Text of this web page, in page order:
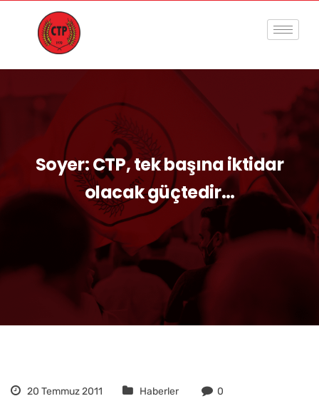
Soyer: CTP, tek başına iktidar
olacak güçtedir…
20 Temmuz 2011 Haberler 0